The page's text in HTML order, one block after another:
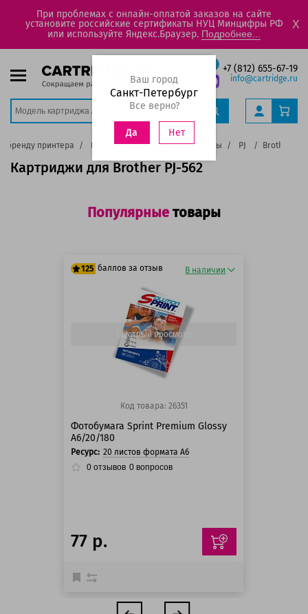
При проблемах с онлайн-оплатой заказов на сайте
установите российские сертификаты НУЦ Минцифры РФ
или используйте Яндекс.Браузер. Подробнее...
X
+7 (812) 655-67-19
info@cartridge.ru
Ваш город
Санкт-Петербург
Все верно?
Да Нет
бренду принтера Brother Мобильные принтеры PJ Brother PJ-
Картриджи для Brother PJ-562
Популярные товары
125 баллов за отзыв
125 баллов
125 баллов
В наличии
Быстрый просмотр
Код товара: 26351
Фотобумага Sprint Premium Glossy
A6/20/180
Ресурс: 20 листов формата А6
0 отзывов 0 вопросов
77 р.